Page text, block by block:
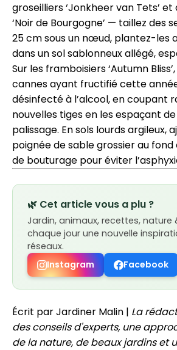
groseilliers ‘Jonkheer van Tets’ et
‘Noir de Bourgogne’ — taillez des
25 cm sous un nœud, plantez-les
dans un sol sablonneux allégé,
Sur les framboisiers ‘Autumn
cannes ayant fructifié cette
désinfecté à l’alcool, en coupant
nouvelles tiges en les espaçant
palissage. En sols lourds argileux,
poignée de sable grossier au
de bouturage pour éviter
🌿 Cet article vous a plu ?
Jardin, animaux, recettes,
chaque jour une nouvelle
réseaux.
Instagram
Facebook
Écrit par Jardiner Malin | La
des conseils d'experts, une
de la nature, de beaux jardins et